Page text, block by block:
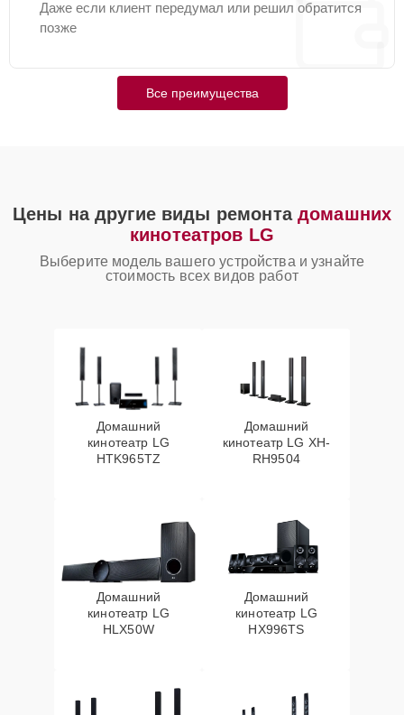
Даже если клиент передумал или решил обратится
позже
Все преимущества
Цены на другие виды ремонта домашних
кинотеатров LG
Выберите модель вашего устройства и узнайте
стоимость всех видов работ
Домашний
кинотеатр LG
HTK965TZ
Домашний
кинотеатр LG XH-
RH9504
Домашний
кинотеатр LG
HLX50W
Домашний
кинотеатр LG
HX996TS